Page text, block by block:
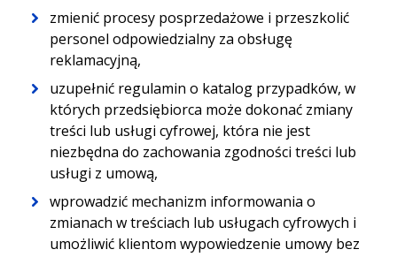
zmienić procesy posprzedażowe i przeszkolić
personel odpowiedzialny za obsługę
reklamacyjną,
uzupełnić regulamin o katalog przypadków, w
których przedsiębiorca może dokonać zmiany
treści lub usługi cyfrowej, która nie jest
niezbędna do zachowania zgodności treści lub
usługi z umową,
wprowadzić mechanizm informowania o
zmianach w treściach lub usługach cyfrowych i
umożliwić klientom wypowiedzenie umowy bez